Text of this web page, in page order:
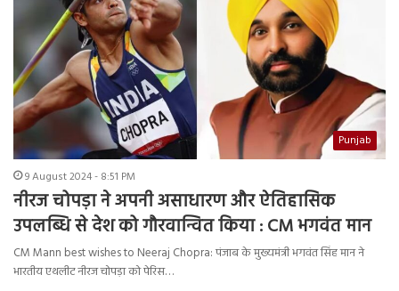
Punjab
9 August 2024 - 8:51 PM
नीरज चोपड़ा ने अपनी असाधारण और ऐतिहासिक
उपलब्धि से देश को गौरवान्वित किया : CM भगवंत मान
CM Mann best wishes to Neeraj Chopra: पंजाब के मुख्यमंत्री भगवंत सिंह मान ने
भारतीय एथलीट नीरज चोपड़ा को पेरिस…